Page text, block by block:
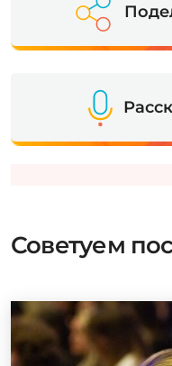
Советуем